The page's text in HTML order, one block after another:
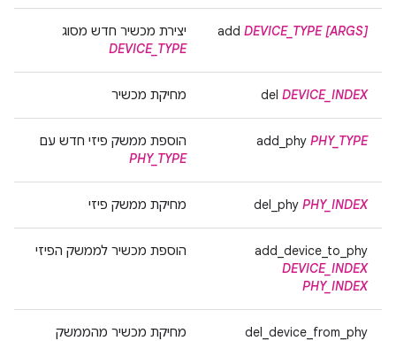
add DEVICE_TYPE [ARGS]
יצירת מכשיר חדש מסוג
DEVICE_TYPE
del DEVICE_INDEX מחיקת מכשיר
add_phy PHY_TYPE
הוספת ממשק פיזי חדש עם
PHY_TYPE
del_phy PHY_INDEX מחיקת ממשק פיזי
add_device_to_phy
DEVICE_INDEX
PHY_INDEX
הוספת מכשיר לממשק הפיזי
del_device_from_phy
מחיקת מכשיר מהממשק